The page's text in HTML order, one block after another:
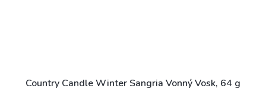
Country Candle Winter Sangria Vonný Vosk, 64 g